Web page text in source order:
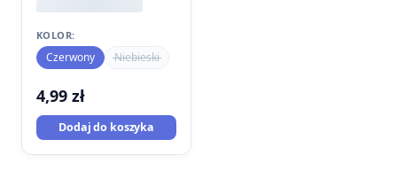
KOLOR:
Czerwony Niebieski
4,99 zł
Dodaj do koszyka